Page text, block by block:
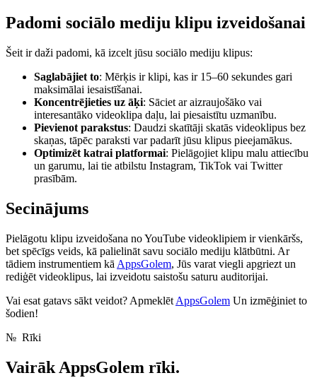
Padomi sociālo mediju klipu izveidošanai
Šeit ir daži padomi, kā izcelt jūsu sociālo mediju klipus:
Saglabājiet to: Mērķis ir klipi, kas ir 15–60 sekundes gari
maksimālai iesaistīšanai.
Koncentrējieties uz āķi: Sāciet ar aizraujošāko vai
interesantāko videoklipa daļu, lai piesaistītu uzmanību.
Pievienot parakstus: Daudzi skatītāji skatās videoklipus bez
skaņas, tāpēc paraksti var padarīt jūsu klipus pieejamākus.
Optimizēt katrai platformai: Pielāgojiet klipu malu attiecību
un garumu, lai tie atbilstu Instagram, TikTok vai Twitter
prasībām.
Secinājums
Pielāgotu klipu izveidošana no YouTube videoklipiem ir vienkāršs,
bet spēcīgs veids, kā palielināt savu sociālo mediju klātbūtni. Ar
tādiem instrumentiem kā AppsGolem, Jūs varat viegli apgriezt un
rediģēt videoklipus, lai izveidotu saistošu saturu auditorijai.
Vai esat gatavs sākt veidot? Apmeklēt AppsGolem Un izmēģiniet to
šodien!
№ Rīki
Vairāk AppsGolem rīki.